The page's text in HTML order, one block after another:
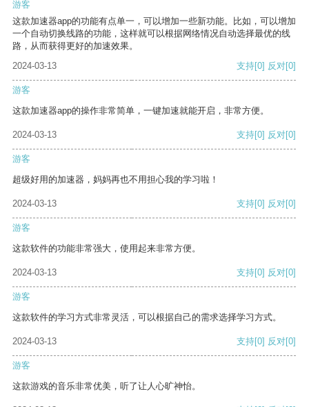
游客
这款加速器app的功能有点单一，可以增加一些新功能。比如，可以增加
一个自动切换线路的功能，这样就可以根据网络情况自动选择最优的线
路，从而获得更好的加速效果。
2024-03-13
支持[0] 反对[0]
游客
这款加速器app的操作非常简单，一键加速就能开启，非常方便。
2024-03-13 支持[0] 反对[0]
游客
超级好用的加速器，妈妈再也不用担心我的学习啦！
2024-03-13 支持[0] 反对[0]
游客
这款软件的功能非常强大，使用起来非常方便。
2024-03-13 支持[0] 反对[0]
游客
这款软件的学习方式非常灵活，可以根据自己的需求选择学习方式。
2024-03-13 支持[0] 反对[0]
游客
这款游戏的音乐非常优美，听了让人心旷神怡。